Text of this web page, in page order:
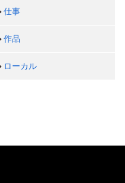
仕事
作品
ローカル